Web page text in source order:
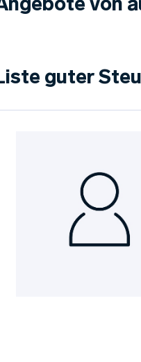
von
guter